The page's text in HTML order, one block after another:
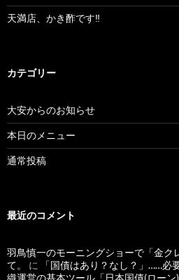
天満店、かき酢です‼︎
カテゴリー
大安からのお知らせ
本日のメニュー
通常投稿
最近のコメント
羽鳥慎一のモーニングショーで「金ク
て。
に
「国債はあり？なし？」……必
織運営の基本ツール「日本国債(ロー